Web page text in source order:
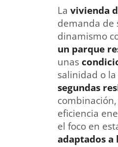
La vivienda
demanda de
dinamismo
un parque
unas
salinidad o
segundas
eficiencia
el foco en
adaptados